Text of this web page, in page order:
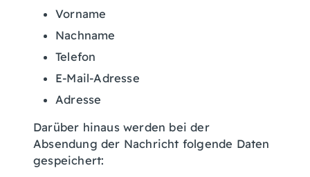
Vorname
Nachname
Telefon
E-Mail-Adresse
Adresse
Darüber hinaus werden bei der
Absendung der Nachricht folgende Daten
gespeichert: